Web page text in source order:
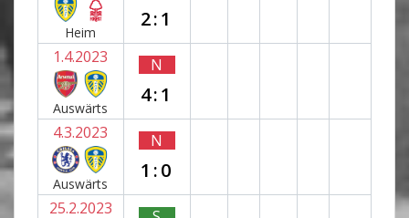
Heim
2:1
1.4.2023
Auswärts
N
4:1
4.3.2023
Auswärts
N
1:0
25.2.2023